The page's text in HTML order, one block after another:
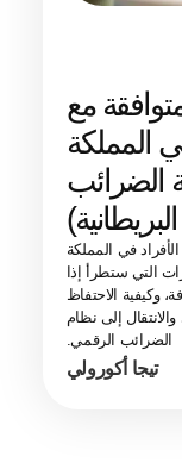
مع
المملكة
الضرائب
في المملكة
التي ستطرأ إذا
وكيفية الاحتفاظ
إلى نظام
الضرائب الرقمي.
تيجا أكورولي